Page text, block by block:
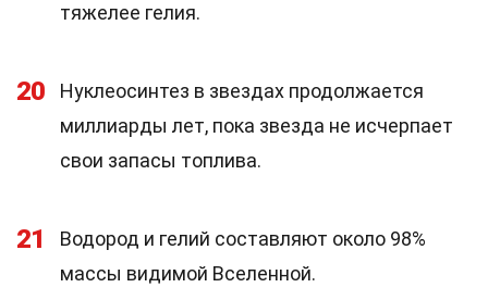
тяжелее гелия.
20
Нуклеосинтез в звездах продолжается
миллиарды лет, пока звезда не исчерпает
свои запасы топлива.
21
Водород и гелий составляют около 98%
массы видимой Вселенной.